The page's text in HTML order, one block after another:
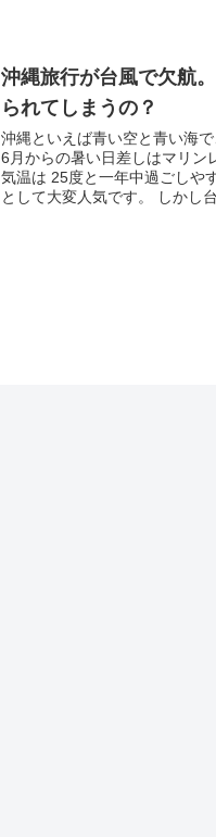
沖縄旅行が台風で欠航
られてしまうの？
沖縄といえば青い空と青い海
6月からの暑い日差しはマリン
気温は 25度と一年中過ごしや
として大変人気です。 しかし